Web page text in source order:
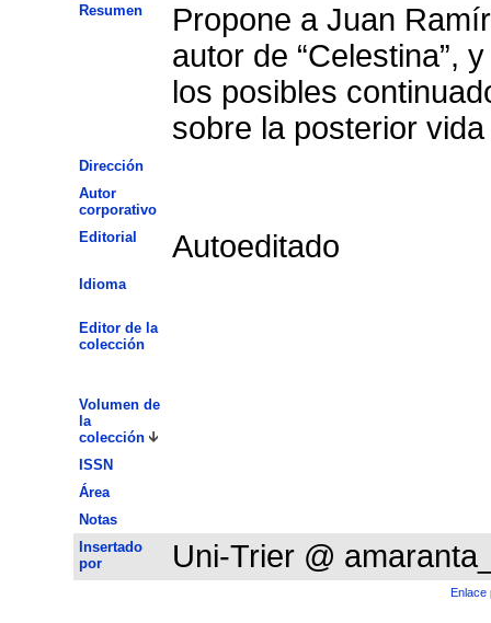
Resumen
Propone a Juan
autor de “Celestina”,
los posibles
sobre la posterior
Dirección
Autor
corporativo
Editorial
Autoeditado
Idioma
Editor de la
colección
Volumen de
la
colección
ISSN
Área
Notas
Insertado
por
Uni-Trier @
Enlace